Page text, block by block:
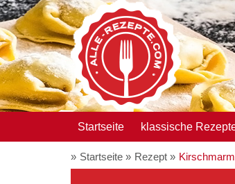
Startseite klassische
Startseite Rezept